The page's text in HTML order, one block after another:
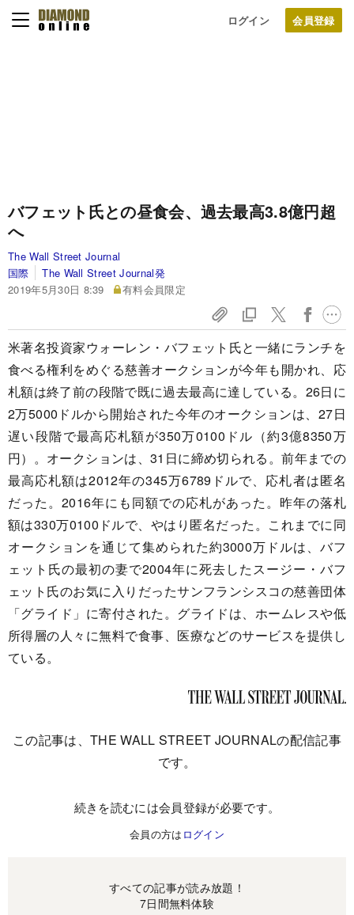
ログイン
バフェット氏との昼食会、過去最高3.8億円超
へ
The Wall Street Journal
国際
The Wall Street Journal発
2019年5月30日 8:39
有料会員限定
米著名投資家ウォーレン・バフェット氏と一緒にランチを
食べる権利をめぐる慈善オークションが今年も開かれ、応
札額は終了前の段階で既に過去最高に達している。26日に
2万5000ドルから開始された今年のオークションは、27日
遅い段階で最高応札額が350万0100ドル（約3億8350万
円）。オークションは、31日に締め切られる。前年までの
最高応札額は2012年の345万6789ドルで、応札者は匿名
だった。2016年にも同額での応札があった。昨年の落札
額は330万0100ドルで、やはり匿名だった。これまでに同
オークションを通じて集められた約3000万ドルは、バフ
ェット氏の最初の妻で2004年に死去したスージー・バフ
ェット氏のお気に入りだったサンフランシスコの慈善団体
「グライド」に寄付された。グライドは、ホームレスや低
所得層の人々に無料で食事、医療などのサービスを提供し
ている。
この記事は、THE WALL STREET JOURNALの配信記事
です。
続きを読むには会員登録が必要です。
会員の方は ログイン
すべての記事が読み放題！
7日間無料体験